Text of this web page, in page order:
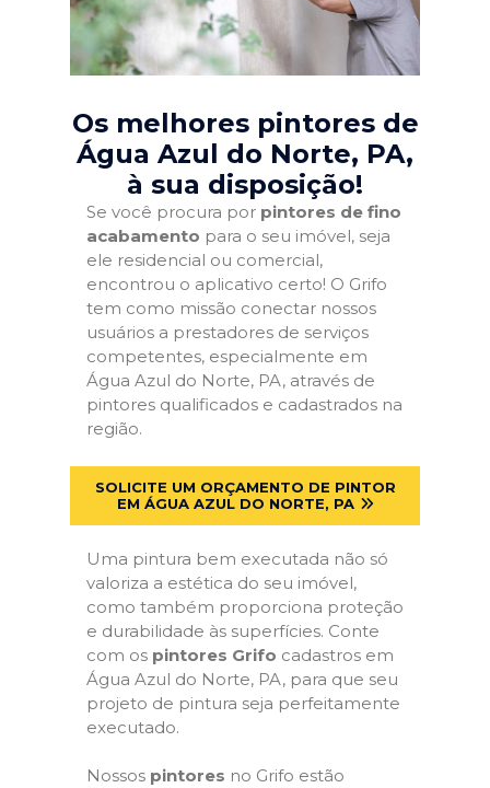
Os melhores pintores de
Água Azul do Norte, PA,
à sua disposição!
Se você procura por pintores de fino
acabamento para o seu imóvel, seja
ele residencial ou comercial,
encontrou o aplicativo certo! O Grifo
tem como missão conectar nossos
usuários a prestadores de serviços
competentes, especialmente em
Água Azul do Norte, PA, através de
pintores qualificados e cadastrados na
região.
SOLICITE UM ORÇAMENTO DE PINTOR
EM ÁGUA AZUL DO NORTE, PA
Uma pintura bem executada não só
valoriza a estética do seu imóvel,
como também proporciona proteção
e durabilidade às superfícies. Conte
com os pintores Grifo cadastros em
Água Azul do Norte, PA, para que seu
projeto de pintura seja perfeitamente
executado.
Nossos pintores no Grifo estão